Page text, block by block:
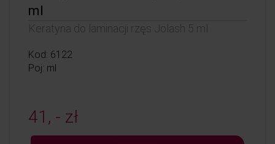
ml
Keratyna do laminacji rzęs Jolash 5 ml
Kod: 6122
Poj: ml
41, - zł